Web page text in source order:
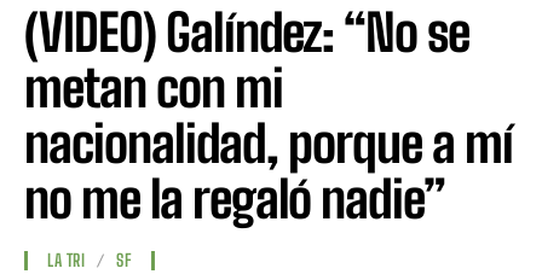
(VIDEO) Galíndez: “No se
metan con mi
nacionalidad, porque a mí
no me la regaló nadie”
LA TRI SF